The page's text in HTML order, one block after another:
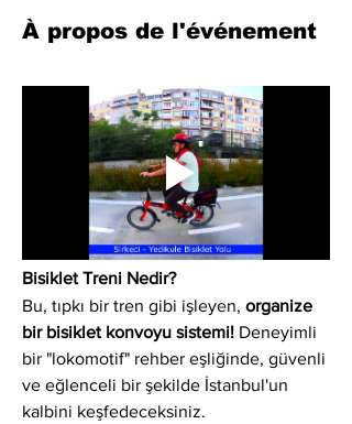
À propos de l'événement
Bisiklet Treni Nedir?
Bu, tıpkı bir tren gibi işleyen, organize
bir bisiklet konvoyu sistemi! Deneyimli
bir "lokomotif" rehber eşliğinde, güvenli
ve eğlenceli bir şekilde İstanbul'un
kalbini keşfedeceksiniz.